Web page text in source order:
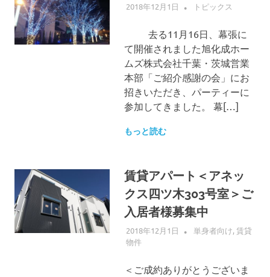
プ
2018年12月1日 ALLFLOW
トピックス
去る11月16日、幕張に
て開催されました旭化成ホー
ムズ株式会社千葉・茨城営業
本部「ご紹介感謝の会」にお
招きいただき、パーティーに
参加してきました。 幕[…]
もっと読む
賃貸アパート＜アネッ
クス四ツ木303号室＞ご
入居者様募集中
2018年12月1日 ALLFLOW
単身者向け,賃貸
物件
＜ご成約ありがとうございま